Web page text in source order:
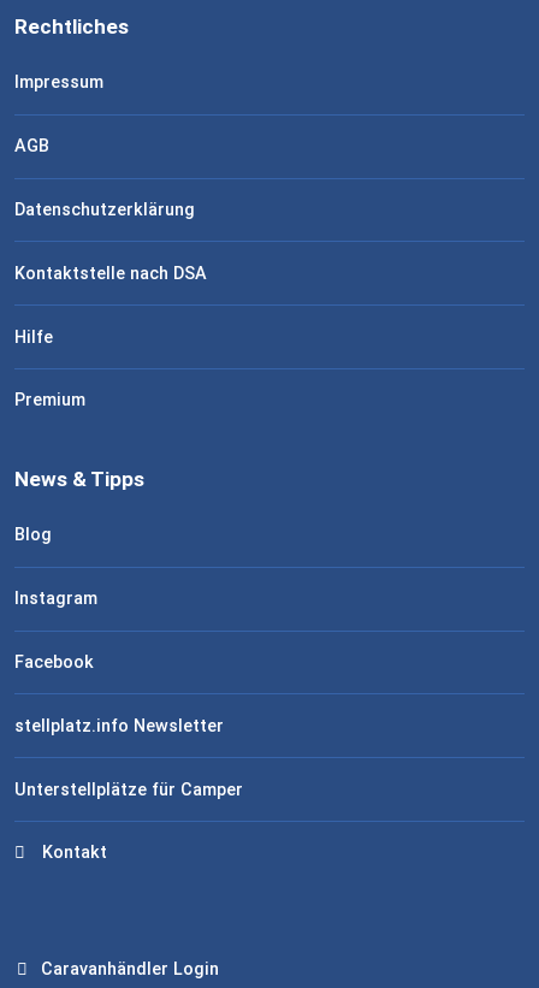
Rechtliches
Impressum
AGB
Datenschutzerklärung
Kontaktstelle nach DSA
Hilfe
Premium
News & Tipps
Blog
Instagram
Facebook
stellplatz.info Newsletter
Unterstellplätze für Camper
Kontakt
Caravanhändler Login